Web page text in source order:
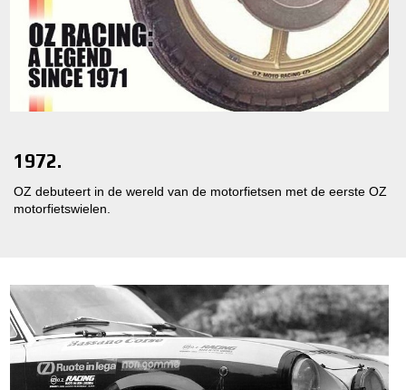
1972.
OZ debuteert in de wereld van de motorfietsen met de eerste OZ
motorfietswielen.